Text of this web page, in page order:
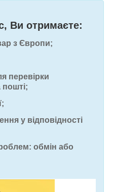
Ви отримаєте:
з Європи;
перевірки
пошті;
у відповідності
обмін або